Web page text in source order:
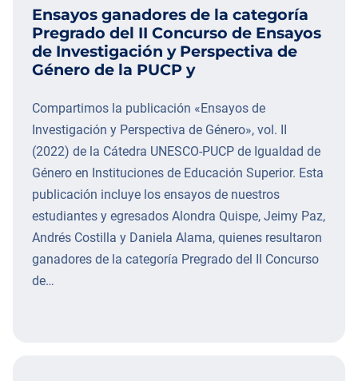
Ensayos ganadores de la categoría
Pregrado del II Concurso de Ensayos
de Investigación y Perspectiva de
Género de la PUCP y
Compartimos la publicación «Ensayos de
Investigación y Perspectiva de Género», vol. II
(2022) de la Cátedra UNESCO-PUCP de Igualdad de
Género en Instituciones de Educación Superior. Esta
publicación incluye los ensayos de nuestros
estudiantes y egresados Alondra Quispe, Jeimy Paz,
Andrés Costilla y Daniela Alama, quienes resultaron
ganadores de la categoría Pregrado del II Concurso
de…